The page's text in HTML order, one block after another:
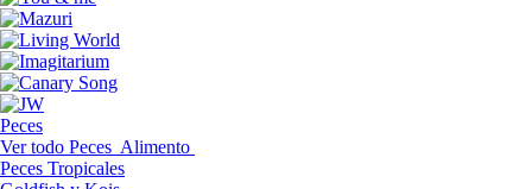
Peces
Ver todo Peces Alimento
Peces Tropicales